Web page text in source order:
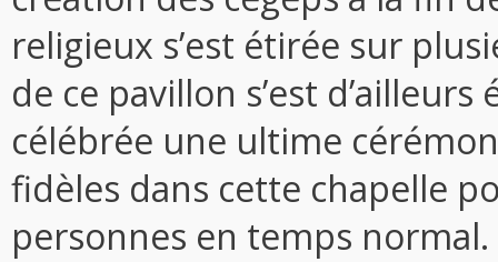
religieux s’est étirée sur
de ce pavillon s’est
célébrée une ultime
fidèles dans cette chapelle
personnes en temps normal.